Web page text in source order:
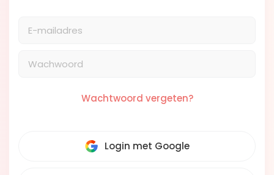
Wachtwoord vergeten?
Login met Google